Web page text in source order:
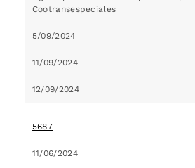
Cootransespeciales
5/09/2024
11/09/2024
12/09/2024
5687
11/06/2024